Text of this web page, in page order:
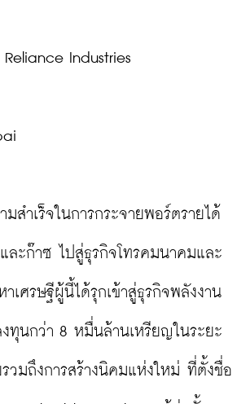
Industries
สำเร็จในการกระจายพอร์ตรายได้
ละก๊าซ ไปสู่ธุรกิจโทรคมนาคมและ
เศรษฐีผู้นี้ได้รุกเข้าสู่ธุรกิจพลังงาน
ทุนกว่า 8 หมื่นล้านเหรียญในระยะ
วมถึงการสร้างนิคมแห่งใหม่ ที่ตั้งชื่อ